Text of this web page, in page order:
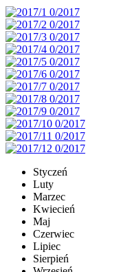
Styczeń
Luty
Marzec
Kwiecień
Maj
Czerwiec
Lipiec
Sierpień